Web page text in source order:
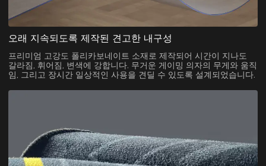
오래 지속되도록 제작된 견고한 내구성
프리미엄 고강도 폴리카보네이트 소재로 제작되어 시간이 지나도
갈라짐, 휘어짐, 변색에 강합니다. 무거운 게이밍 의자의 무게와 움직
임, 그리고 장시간 일상적인 사용을 견딜 수 있도록 설계되었습니다.